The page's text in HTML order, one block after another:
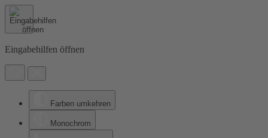
Eingabehilfen öffnen
Farben umkehren
Monochrom